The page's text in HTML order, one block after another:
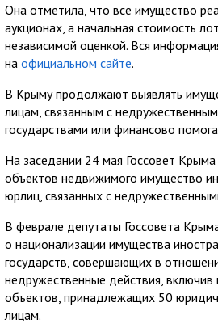
Она отметила, что все имущество
аукционах, а начальная стоимость
независимой оценкой. Вся
на официальном сайте.
В Крыму продолжают выявлять
лицам, связанным с
государствами или финансово
На заседании 24 мая Госсовет Крыма
объектов недвижимого имущество
юрлиц, связанных с
В феврале депутаты Госсовета
о национализации имущества
государств, совершающих в
недружественные действия,
объектов, принадлежащих 50
лицам.